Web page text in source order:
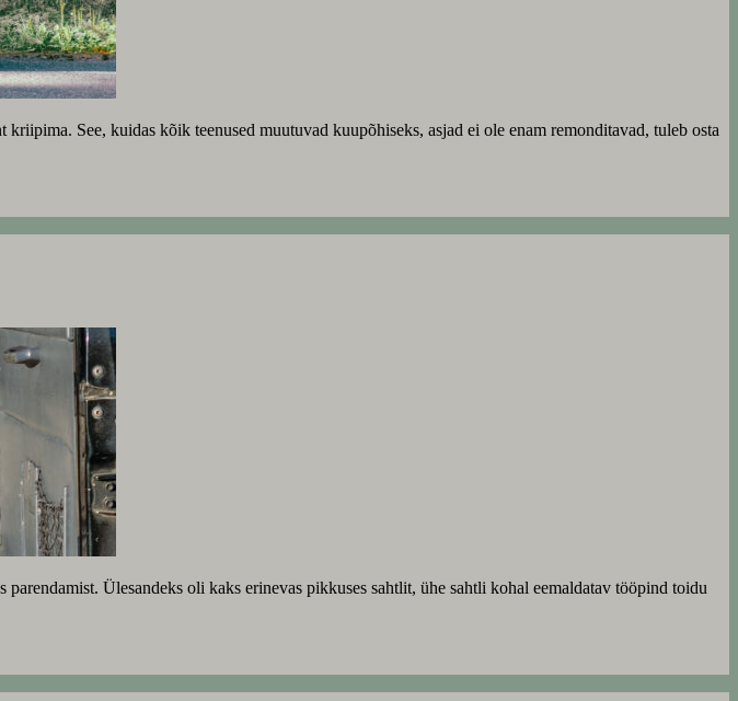
See, kuidas kõik teenused muutuvad kuupõhiseks, asjad ei ole enam remonditavad, tuleb osta
Ülesandeks oli kaks erinevas pikkuses sahtlit, ühe sahtli kohal eemaldatav tööpind toidu